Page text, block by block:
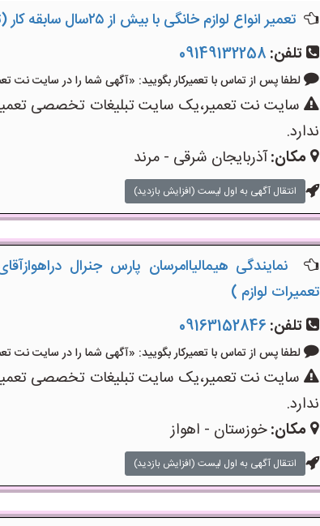
تعمیر انواع لوازم خانگی با بیش از ۲۵سال سابقه کار (تعمیرکار)
تلفن: 09149132258
لطفا پس از تماس با تعمیرکار بگویید: «آگهی شما را در سایت نت تعمیر دیده ام و
سایت نت تعمیر،یک سایت تبلیغات تخصصی
ندارد.
مکان:آذربایجان شرقی - مرند
انتقال آگهی به اول لیست (افزایش بازدید)
نمایندگی هیمالیاامرسان پارس جنرال
تعمیرات لوازم )
تلفن: 09163152846
لطفا پس از تماس با تعمیرکار بگویید: «آگهی شما را در سایت نت تعمیر دیده ام و
سایت نت تعمیر،یک سایت تبلیغات تخصصی
ندارد.
مکان:خوزستان - اهواز
انتقال آگهی به اول لیست (افزایش بازدید)